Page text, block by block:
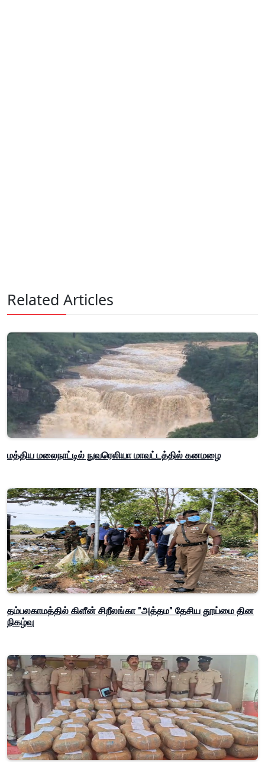
Related Articles
மத்திய மலைநாட்டில் நுவரெலியா மாவட்டத்தில் கனமழை
தம்பலகாமத்தில் கிளீன் சிறீலங்கா "அத்தம" தேசிய தூய்மை தின
நிகழ்வு